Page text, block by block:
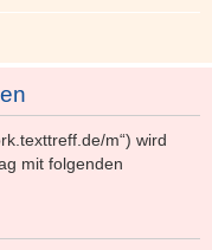
m“) wird
mit folgenden